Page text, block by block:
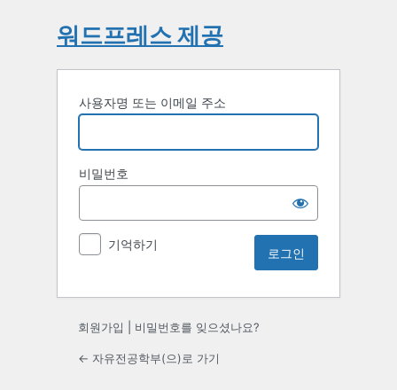
워드프레스 제공
사용자명 또는 이메일 주소
비밀번호
기억하기
회원가입 비밀번호를 잊으셨나요?
← 자유전공학부(으)로 가기